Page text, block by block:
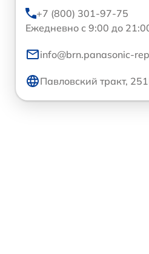
+7 (800) 301-97-75
Ежедневно с 9:00 до
info@brn.panasonic-
Павловский тракт,